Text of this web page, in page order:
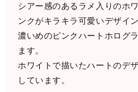
シアー感のあるラメ入りのホ
ンクがキラキラ可愛いデザイン
濃いめのピンクハートホログ
ます。
ホワイトで描いたハートのデ
しています。